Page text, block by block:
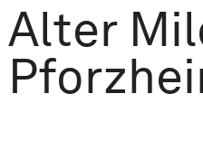
Alter